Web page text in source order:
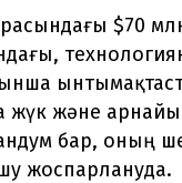
$70
жүк және
бар, оның
жоспарлануда.